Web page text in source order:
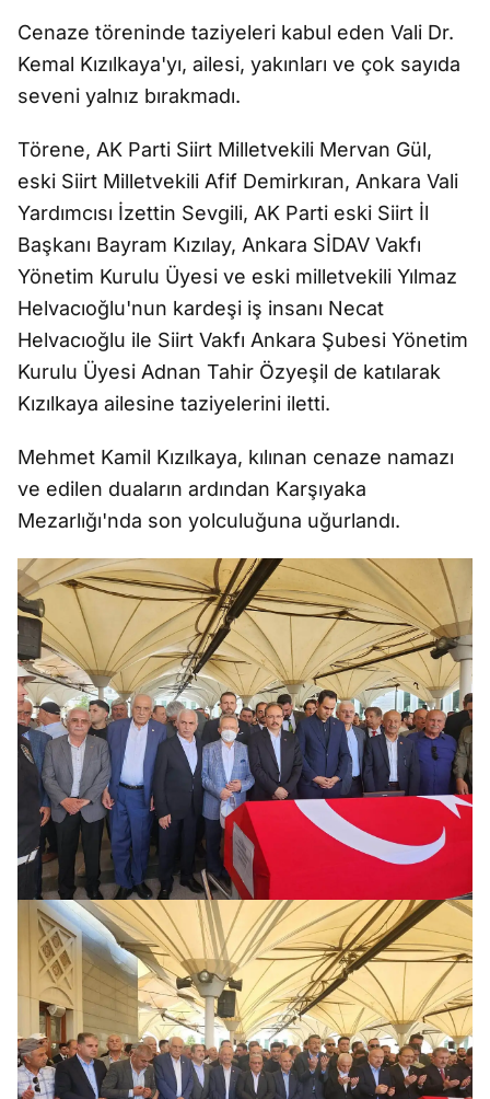
Cenaze töreninde taziyeleri kabul eden Vali Dr.
Kemal Kızılkaya'yı, ailesi, yakınları ve çok sayıda
seveni yalnız bırakmadı.
Törene, AK Parti Siirt Milletvekili Mervan Gül,
eski Siirt Milletvekili Afif Demirkıran, Ankara Vali
Yardımcısı İzettin Sevgili, AK Parti eski Siirt İl
Başkanı Bayram Kızılay, Ankara SİDAV Vakfı
Yönetim Kurulu Üyesi ve eski milletvekili Yılmaz
Helvacıoğlu'nun kardeşi iş insanı Necat
Helvacıoğlu ile Siirt Vakfı Ankara Şubesi Yönetim
Kurulu Üyesi Adnan Tahir Özyeşil de katılarak
Kızılkaya ailesine taziyelerini iletti.
Mehmet Kamil Kızılkaya, kılınan cenaze namazı
ve edilen duaların ardından Karşıyaka
Mezarlığı'nda son yolculuğuna uğurlandı.